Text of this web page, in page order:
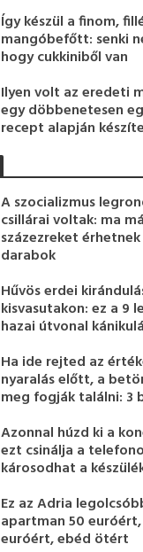
Így készül a finom,
mangóbefőtt: senki
hogy cukkiniből van
Ilyen volt az eredeti
egy döbbenetesen
recept alapján
A szocializmus
csillárai voltak: ma
százezreket
darabok
Hűvös erdei
kisvasutakon: ez a 9
hazai útvonal
Ha ide rejted az
nyaralás előtt, a
meg fogják találni: 3
Azonnal húzd ki a
ezt csinálja a
károsodhat a
Ez az Adria
apartman 50
euróért, ebéd ötért